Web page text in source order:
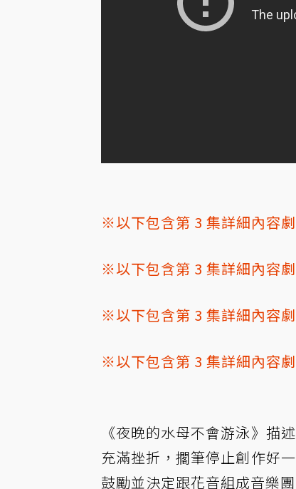
※以下包含第 3 集詳細內容
※以下包含第 3 集詳細內容
※以下包含第 3 集詳細內容
※以下包含第 3 集詳細內容
《夜晚的水母不會游泳》描
充滿挫折，擱筆停止創作好
鼓勵並決定跟花音組成音樂團